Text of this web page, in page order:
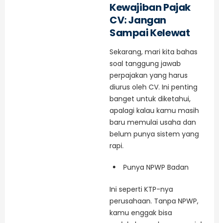
Kewajiban Pajak
CV: Jangan
Sampai Kelewat
Sekarang, mari kita bahas
soal tanggung jawab
perpajakan yang harus
diurus oleh CV. Ini penting
banget untuk diketahui,
apalagi kalau kamu masih
baru memulai usaha dan
belum punya sistem yang
rapi.
Punya NPWP Badan
Ini seperti KTP-nya
perusahaan. Tanpa NPWP,
kamu enggak bisa